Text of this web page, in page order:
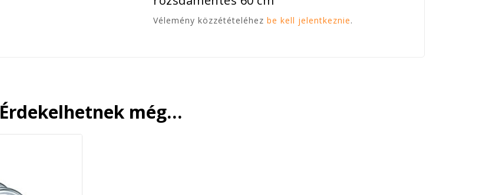
Vélemény közzétételéhezbe kell jelentkeznie.
Érdekelhetnek még…